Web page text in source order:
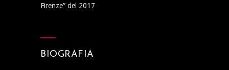
Firenze” del 2017
BIOGRAFIA